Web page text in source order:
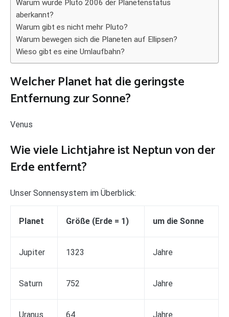
Warum wurde Pluto 2006 der Planetenstatus
aberkannt?
Warum gibt es nicht mehr Pluto?
Warum bewegen sich die Planeten auf Ellipsen?
Wieso gibt es eine Umlaufbahn?
Welcher Planet hat die geringste
Entfernung zur Sonne?
Venus
Wie viele Lichtjahre ist Neptun von der
Erde entfernt?
Unser Sonnensystem im Überblick:
Planet Größe (Erde = 1) um die Sonne
Jupiter 1323 Jahre
Saturn 752 Jahre
Uranus 64 Jahre